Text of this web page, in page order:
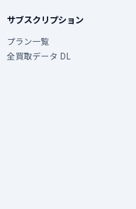
サブスクリプション
プラン一覧
全買取データ DL